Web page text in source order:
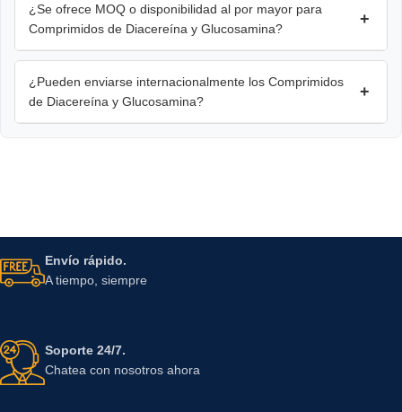
¿Se ofrece MOQ o disponibilidad al por mayor para
Comprimidos de Diacereína y Glucosamina?
+
¿Pueden enviarse internacionalmente los Comprimidos
de Diacereína y Glucosamina?
+
Envío rápido.
A tiempo, siempre
Soporte 24/7.
Chatea con nosotros ahora